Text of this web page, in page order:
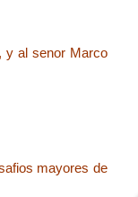
y al senor Marco
mayores de